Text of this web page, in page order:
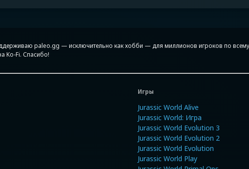
paleo.gg — исключительно как хобби — для миллионов игроков по
Ko-Fi. Спасибо!
Игры
Jurassic World Alive
Jurassic World: Игра
Jurassic World Evolution 3
Jurassic World Evolution 2
Jurassic World Evolution
Jurassic World Play